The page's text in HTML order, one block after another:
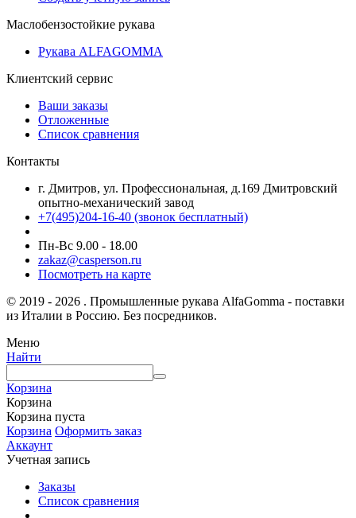
Маслобензостойкие рукава
Рукава ALFAGOMMA
Клиентский сервис
Ваши заказы
Отложенные
Список сравнения
Контакты
г. Дмитров, ул. Профессиональная, д.169 Дмитровский
опытно-механический завод
+7(495)204-16-40 (звонок бесплатный)
Пн-Вс 9.00 - 18.00
zakaz@casperson.ru
Посмотреть на карте
© 2019 - 2026 . Промышленные рукава AlfaGomma - поставки
из Италии в Россию. Без посредников.
Меню
Найти
Корзина
Корзина
Корзина пуста
Корзина Оформить заказ
Аккаунт
Учетная запись
Заказы
Список сравнения